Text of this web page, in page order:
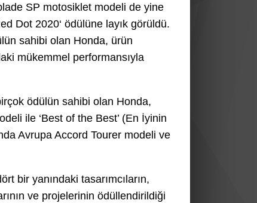
SP motosiklet modeli de yine
Dot 2020‘ ödülüne layık görüldü.
sahibi olan Honda, ürün
mükemmel performansıyla
ödülün sahibi olan Honda,
ile ‘Best of the Best’ (En İyinin
Avrupa Accord Tourer modeli ve
bir yanındaki tasarımcıların,
ve projelerinin ödüllendirildiği